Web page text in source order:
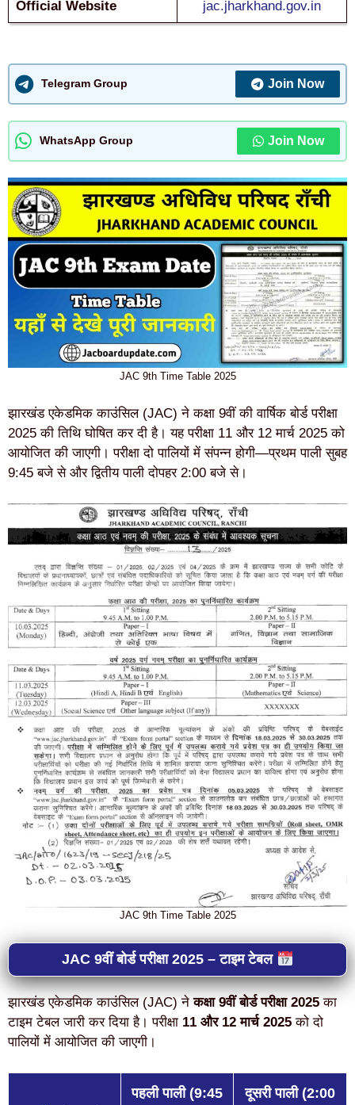
Official Website jac.jharkhand.gov.in
Telegram Group Join Now
WhatsApp Group Join Now
JAC 9th Time Table 2025
झारखंड एकेडमिक काउंसिल (JAC) ने कक्षा 9वीं की वार्षिक बोर्ड परीक्षा
2025 की तिथि घोषित कर दी है। यह परीक्षा 11 और 12 मार्च 2025 को
आयोजित की जाएगी। परीक्षा दो पालियों में संपन्न होगी—प्रथम पाली सुबह
9:45 बजे से और द्वितीय पाली दोपहर 2:00 बजे से।
JAC 9th Time Table 2025
JAC 9वीं बोर्ड परीक्षा 2025 – टाइम टेबल
झारखंड एकेडमिक काउंसिल (JAC) नेकक्षा 9वीं बोर्ड परीक्षा 2025 का
टाइम टेबल जारी कर दिया है। परीक्षा 11 और 12 मार्च 2025 को दो
पालियों में आयोजित की जाएगी।
पहली पाली (9:45
दूसरी पाली (2:00